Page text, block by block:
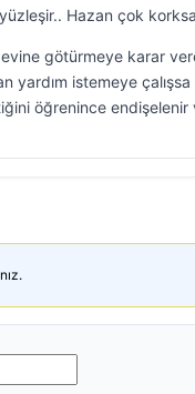
Hazan çok
götürmeye karar
yardım istemeye
öğrenince